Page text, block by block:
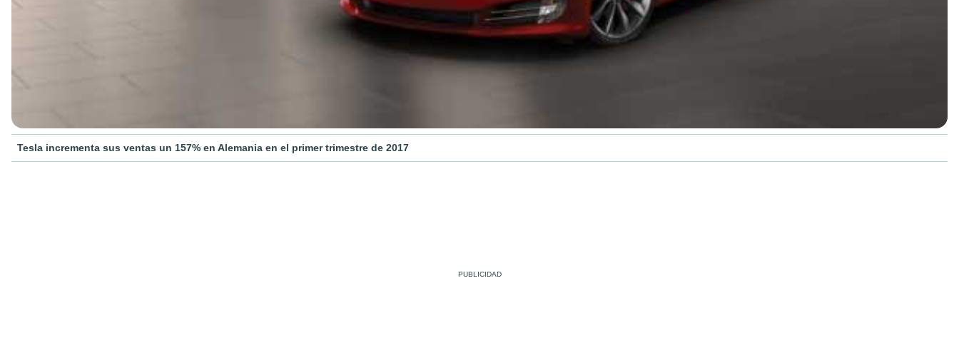
Tesla incrementa sus ventas un 157% en Alemania en el primer trimestre de 2017